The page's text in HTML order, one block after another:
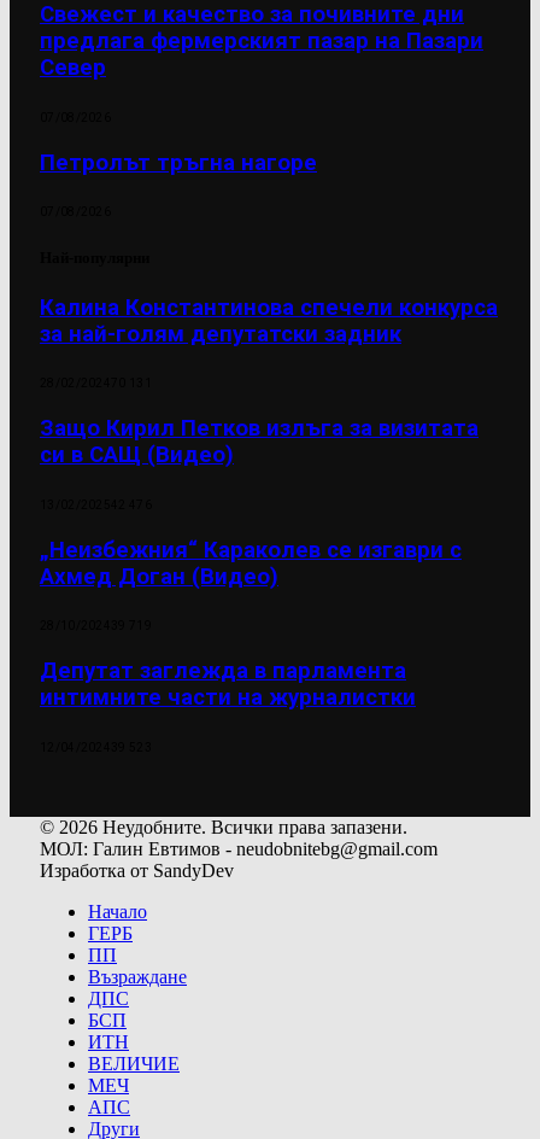
Свежест и качество за почивните дни
предлага фермерският пазар на Пазари
Север
Петролът тръгна нагоре
Калина Константинова спечели конкурса
за най-голям депутатски задник
Защо Кирил Петков излъга за визитата
си в САЩ (Видео)
„Неизбежния“ Караколев се изгаври с
Ахмед Доган (Видео)
Депутат заглежда в парламента
интимните части на журналистки
© 2026 Неудобните. Всички права запазени.
МОЛ: Галин Евтимов - neudobnitebg@gmail.com
Изработка от SandyDev
Начало
ГЕРБ
ПП
Възраждане
ДПС
БСП
ИТН
ВЕЛИЧИЕ
МЕЧ
АПС
Други